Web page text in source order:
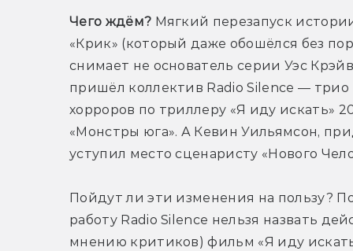
Чего ждём? Мягкий перезапуск
«Крик» (который даже обошёлся без
снимает не основатель серии Уэс
пришёл коллектив Radio Silence —
хорроров по триллеру «Я иду искать»
«Монстры юга». А Кевин Уильямсон,
уступил место сценаристу «Нового
Пойдут ли эти изменения на пользу?
работу Radio Silence нельзя назвать
мнению критиков) фильм «Я иду